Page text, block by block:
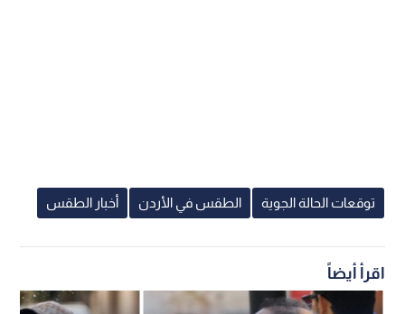
توقعات الحالة الجوية الطقس في الأردن أخبار الطقس
اقرأ أيضاً